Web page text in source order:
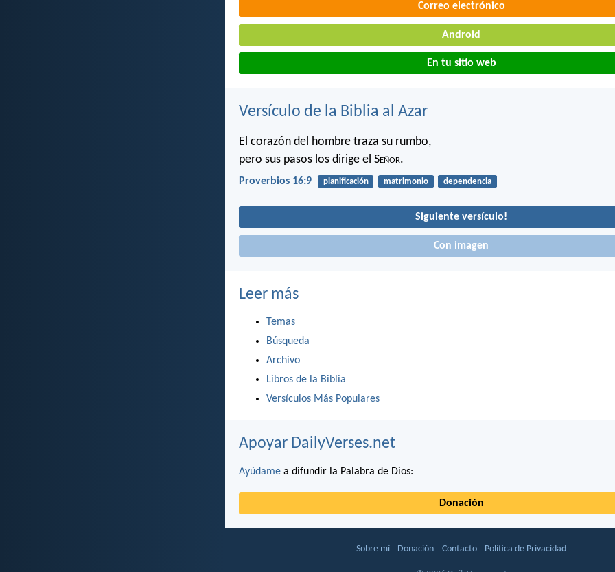
Correo electrónico
Android
En tu sitio web
Versículo de la Biblia al Azar
El corazón del hombre traza su rumbo,
pero sus pasos los dirige el Señor.
Proverbios 16:9 planificación matrimonio dependencia
Siguiente versículo!
Con imagen
Leer más
Temas
Búsqueda
Archivo
Libros de la Biblia
Versículos Más Populares
Apoyar DailyVerses.net
Ayúdame a difundir la Palabra de Dios:
Donación
Sobre mí Donación Contacto Política de Privacidad